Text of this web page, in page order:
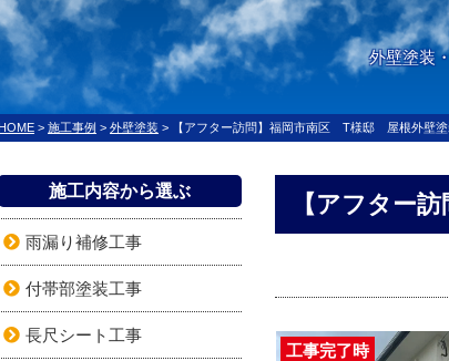
外壁塗装
HOME > 施工事例 > 外壁塗装 > 【アフター訪問】福岡市南区 T様邸 屋根外壁塗
【アフター
工事完了時
施工内容から選ぶ
雨漏り補修工事
付帯部塗装工事
長尺シート工事